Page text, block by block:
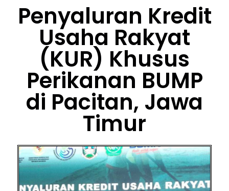
Penyaluran Kredit
Usaha Rakyat
(KUR) Khusus
Perikanan BUMP
di Pacitan, Jawa
Timur